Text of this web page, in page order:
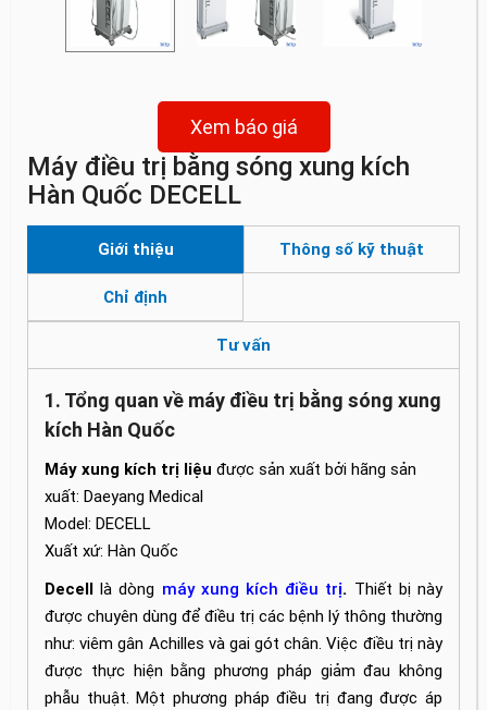
Xem báo giá
Máy điều trị bằng sóng xung kích
Hàn Quốc DECELL
Giới thiệu Thông số kỹ thuật
Chỉ định
Tư vấn
1. Tổng quan về máy điều trị bằng sóng xung
kích Hàn Quốc
Máy xung kích trị liệu được sản xuất bởi hãng sản
xuất: Daeyang Medical
Model: DECELL
Xuất xứ: Hàn Quốc
Decell là dòng máy xung kích điều trị. Thiết bị này
được chuyên dùng để điều trị các bệnh lý thông thường
như: viêm gân Achilles và gai gót chân. Việc điều trị này
được thực hiện bằng phương pháp giảm đau không
phẫu thuật. Một phương pháp điều trị đang được áp